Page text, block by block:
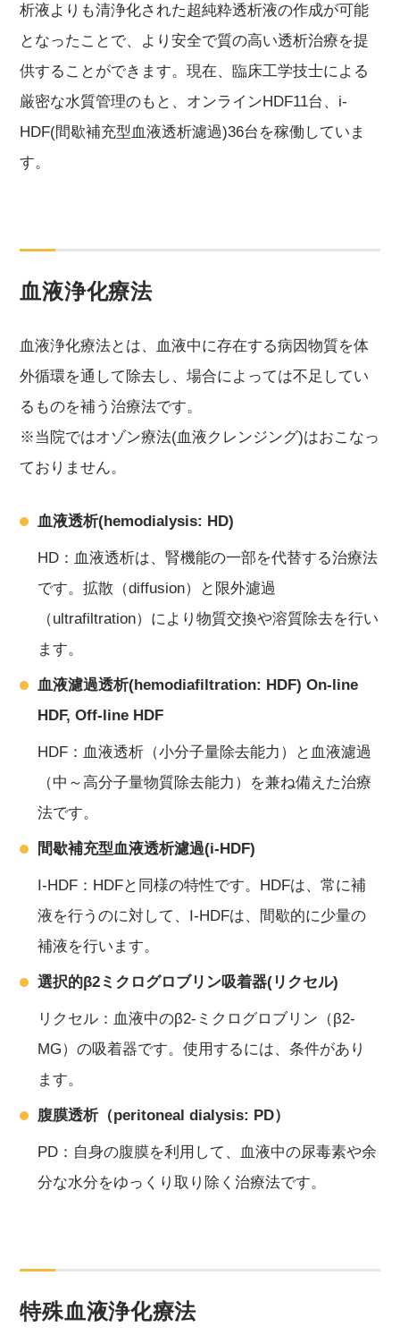
析液よりも清浄化された超純粋透析液の作成が可能
となったことで、より安全で質の高い透析治療を提
供することができます。現在、臨床工学技士による
厳密な水質管理のもと、オンラインHDF11台、i-
HDF(間歇補充型血液透析濾過)36台を稼働していま
す。
血液浄化療法
血液浄化療法とは、血液中に存在する病因物質を体
外循環を通して除去し、場合によっては不足してい
るものを補う治療法です。
※当院ではオゾン療法(血液クレンジング)はおこなっ
ておりません。
血液透析(hemodialysis: HD)
HD：血液透析は、腎機能の一部を代替する治療法
です。拡散（diffusion）と限外濾過
（ultrafiltration）により物質交換や溶質除去を行い
ます。
血液濾過透析(hemodiafiltration: HDF) On-line
HDF, Off-line HDF
HDF：血液透析（小分子量除去能力）と血液濾過
（中～高分子量物質除去能力）を兼ね備えた治療
法です。
間歇補充型血液透析濾過(i-HDF)
I-HDF：HDFと同様の特性です。HDFは、常に補
液を行うのに対して、I-HDFは、間歇的に少量の
補液を行います。
選択的β2ミクログロブリン吸着器(リクセル)
リクセル：血液中のβ2-ミクログロブリン（β2-
MG）の吸着器です。使用するには、条件があり
ます。
腹膜透析（peritoneal dialysis: PD）
PD：自身の腹膜を利用して、血液中の尿毒素や余
分な水分をゆっくり取り除く治療法です。
特殊血液浄化療法